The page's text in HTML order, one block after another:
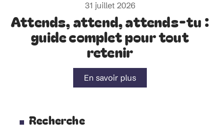
31 juillet 2026
Attends, attend, attends-tu :
guide complet pour tout
retenir
En savoir plus
Recherche